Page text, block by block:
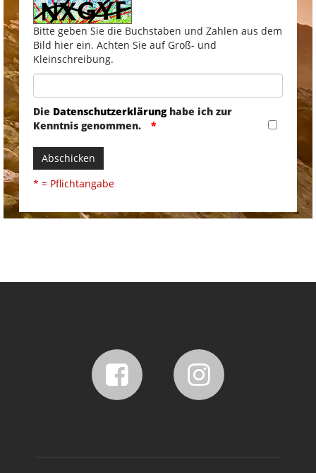
Bitte geben Sie die Buchstaben und Zahlen aus dem
Bild hier ein. Achten Sie auf Groß- und
Kleinschreibung.
Die Datenschutzerklärunghabe ich zur
Kenntnis genommen.
Abschicken
* = Pflichtangabe